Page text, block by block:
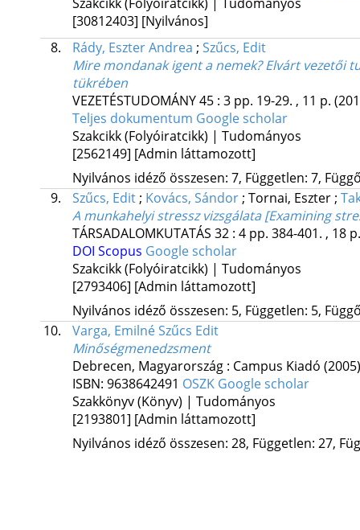
Szakcikk (Folyóiratcikk) | Tudományos
[30812403] [Nyilvános]
8.
Rády, Eszter Andrea ; Szűcs, Edit
Mire mondanak igent a nemek? Elvárt vezetői
tükrében
VEZETÉSTUDOMÁNY45: 3 pp. 19-29. , 11 p.
Teljes dokumentum Google scholar
Szakcikk (Folyóiratcikk) | Tudományos
[2562149] [Admin láttamozott]
Nyilvános idéző összesen: 7, Független: 7,
9.
Szűcs, Edit; Kovács, Sándor; Tornai, Eszter;
A munkahelyi stressz vizsgálata [Examining
TÁRSADALOMKUTATÁS 32: 4 pp. 384-401. , 18
DOI Scopus Google scholar
Szakcikk (Folyóiratcikk) | Tudományos
[2793406] [Admin láttamozott]
Nyilvános idéző összesen: 5, Független: 5,
10.
Varga, Emilné Szűcs Edit
Minőségmenedzsment
Debrecen, Magyarország : Campus Kiadó (2005)
ISBN: 9638642491 OSZK Google scholar
Szakkönyv (Könyv) | Tudományos
[2193801] [Admin láttamozott]
Nyilvános idéző összesen: 28, Független: 27,